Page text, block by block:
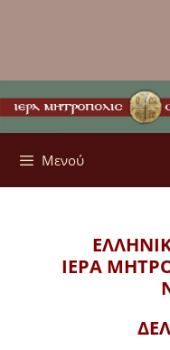
Μενού
ΙΕΡΑ